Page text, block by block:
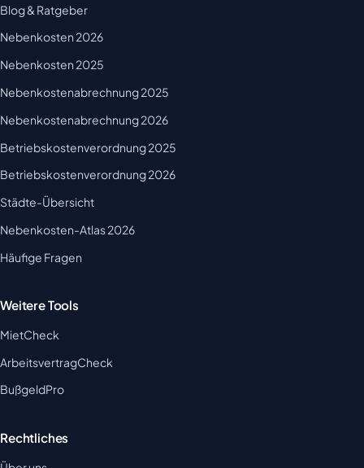
Blog & Ratgeber
Nebenkosten 2026
Nebenkosten 2025
Nebenkostenabrechnung 2025
Nebenkostenabrechnung 2026
Betriebskostenverordnung 2025
Betriebskostenverordnung 2026
Städte-Übersicht
Nebenkosten-Atlas 2026
Häufige Fragen
Weitere Tools
MietCheck
ArbeitsvertragCheck
BußgeldPro
Rechtliches